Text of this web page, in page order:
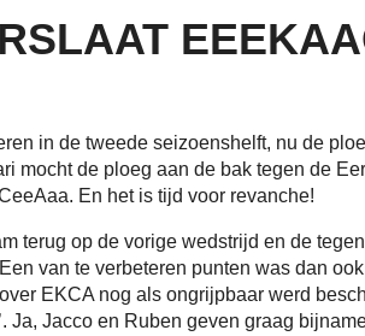
in de tweede seizoenshelft, nu de
mocht de ploeg aan de bak tegen de
En het is tijd voor revanche!
terug op de vorige wedstrijd en de
van te verbeteren punten was dan
EKCA nog als ongrijpbaar werd
Ja, Jacco en Ruben geven graag